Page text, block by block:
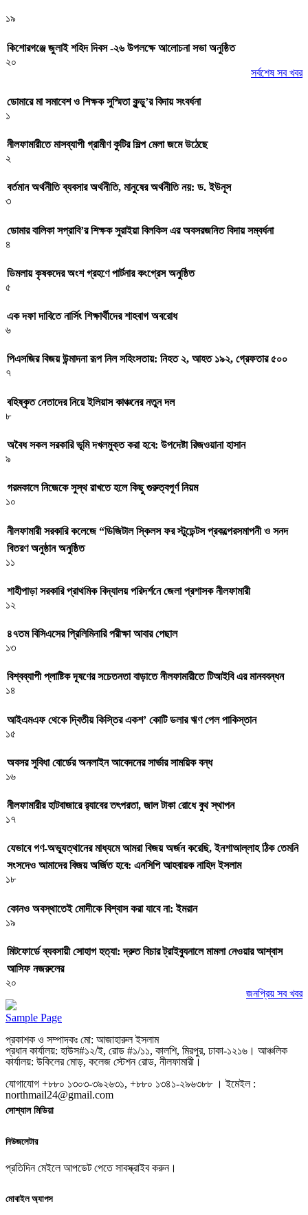
১৯
কিশোরগঞ্জে জুলাই শহিদ দিবস -২৬ উপলক্ষে আলোচনা সভা অনুষ্ঠিত
২০
সর্বশেষ সব খবর
ডোমারে মা সমাবেশ ও শিক্ষক সুস্মিতা কুন্ডু’র বিদায় সংবর্ধনা
১
নীলফামারীতে মাসব্যাপী গ্রামীণ কুটির শিল্প মেলা জমে উঠেছে
২
বর্তমান অর্থনীতি ব্যবসার অর্থনীতি, মানুষের অর্থনীতি নয়: ড. ইউনূস
৩
ডোমার বালিকা সপ্রাবি’র শিক্ষক সুরাইয়া বিলকিস এর অবসরজনিত বিদায় সম্বর্ধনা
৪
ডিমলায় কৃষকদের অংশ গ্রহণে পার্টনার কংগ্রেস অনুষ্ঠিত
৫
এক দফা দাবিতে নার্সিং শিক্ষার্থীদের শাহবাগ অবরোধ
৬
পিএসজির বিজয় উন্মাদনা রূপ নিল সহিংসতায়: নিহত ২, আহত ১৯২, গ্রেফতার ৫০০
৭
বহিষ্কৃত নেতাদের নিয়ে ইলিয়াস কাঞ্চনের নতুন দল
৮
অবৈধ সকল সরকারি ভূমি দখলমুক্ত করা হবে: উপদেষ্টা রিজওয়ানা হাসান
৯
গরমকালে নিজেকে সুস্থ রাখতে হলে কিছু গুরুত্বপূর্ণ নিয়ম
১০
নীলফামারী সরকারি কলেজে “ডিজিটাল স্কিলস ফর স্টুডেন্টস প্রকল্পেরসমাপনী ও সনদ
বিতরণ অনুষ্ঠান অনুষ্ঠিত
১১
শাহীপাড়া সরকারি প্রাথমিক বিদ্যালয় পরিদর্শনে জেলা প্রশাসক নীলফামারী
১২
৪৭তম বিসিএসের প্রিলিমিনারি পরীক্ষা আবার পেছাল
১৩
বিশ্বব্যাপী প্লাষ্টিক দূষণের সচেতনতা বাড়াতে নীলফামারীতে টিআইবি এর মানববন্ধন
১৪
আইএমএফ থেকে দ্বিতীয় কিস্তির একশ’ কোটি ডলার ঋণ পেল পাকিস্তান
১৫
অবসর সুবিধা বোর্ডের অনলাইন আবেদনের সার্ভার সাময়িক বন্ধ
১৬
নীলফামারীর হাটবাজারে র‌্যাবের তৎপরতা, জাল টাকা রোধে বুথ স্থাপন
১৭
যেভাবে গণ-অভ্যুত্থানের মাধ্যমে আমরা বিজয় অর্জন করেছি, ইনশাআল্লাহ ঠিক তেমনি
সংসদেও আমাদের বিজয় অর্জিত হবে: এনসিপি আহবায়ক নাহিদ ইসলাম
১৮
কোনও অবস্থাতেই মোদীকে বিশ্বাস করা যাবে না: ইমরান
১৯
মিটফোর্ডে ব্যবসায়ী সোহাগ হত্যা: দ্রুত বিচার ট্রাইব্যুনালে মামলা নেওয়ার আশ্বাস
আসিফ নজরুলের
২০
জনপ্রিয় সব খবর
Sample Page
প্রকাশক ও সম্পাদকঃ মো: আজাহারুল ইসলাম
প্রধান কার্যালয়: হাউস#১২/ই, রোড #১/১১, কালশি, মিরপুর, ঢাকা-১২১৬। আঞ্চলিক
কার্যালয়: উকিলের মোড়, কলেজ স্টেশন রোড, নীলফামারী।
যোগাযোগ +৮৮০ ১৩০৩-৩৯২৬৩১, +৮৮০ ১৩৪১-২৯৬৩৮৮ । ইমেইল :
northmail24@gmail.com
সোশ্যাল মিডিয়া
নিউজলেটার
প্রতিদিন মেইলে আপডেট পেতে সাবস্ক্রাইব করুন।
মোবাইল অ্যাপস